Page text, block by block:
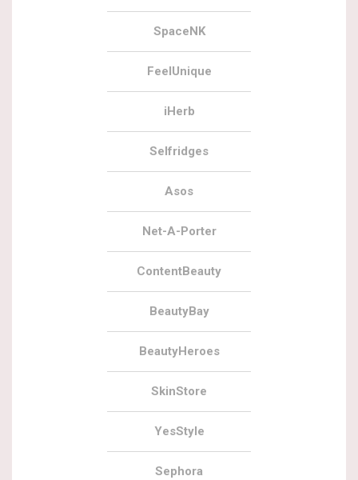
SpaceNK
FeelUnique
iHerb
Selfridges
Asos
Net-A-Porter
ContentBeauty
BeautyBay
BeautyHeroes
SkinStore
YesStyle
Sephora